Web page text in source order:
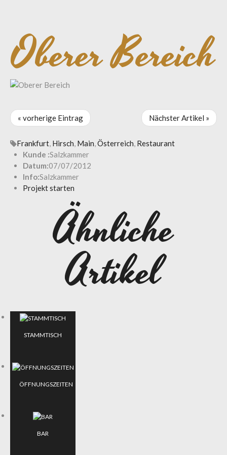
Oberer Bereich
« vorherige Eintrag Nächster Artikel »
Frankfurt, Hirsch, Main,Österreich, Restaurant
Kunde :Salzkammer
Datum:07/07/2012
Info:Salzkammer
Projekt starten
Ähnliche
Artikel
STAMMTISCH
ÖFFNUNGSZEITEN
BAR